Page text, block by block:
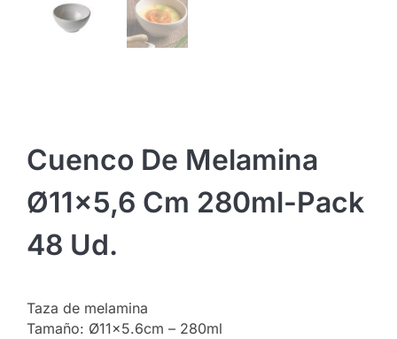
Cuenco De Melamina
Ø11×5,6 Cm 280ml-Pack
48 Ud.
Taza de melamina
Tamaño: Ø11×5.6cm – 280ml